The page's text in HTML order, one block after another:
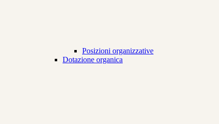
Posizioni organizzative
Dotazione organica